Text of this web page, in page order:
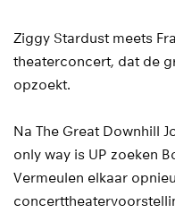
Ziggy Stardust meets
theaterconcert, dat de
opzoekt.
Na The Great Downhill
only way is UP zoeken
Vermeulen elkaar